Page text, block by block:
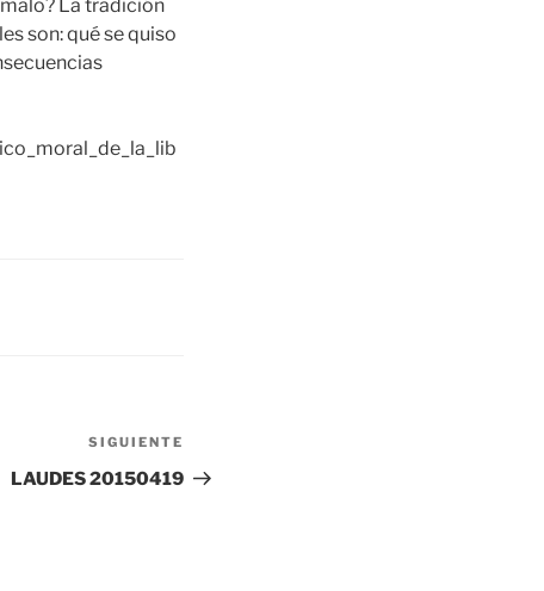
malo? La tradición
son: qué se quiso
entrada
SIGUIENTE
LAUDES 20150419